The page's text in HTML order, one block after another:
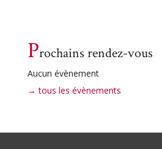
Prochains rendez-vous
Aucun évènement
→ tous les évènements